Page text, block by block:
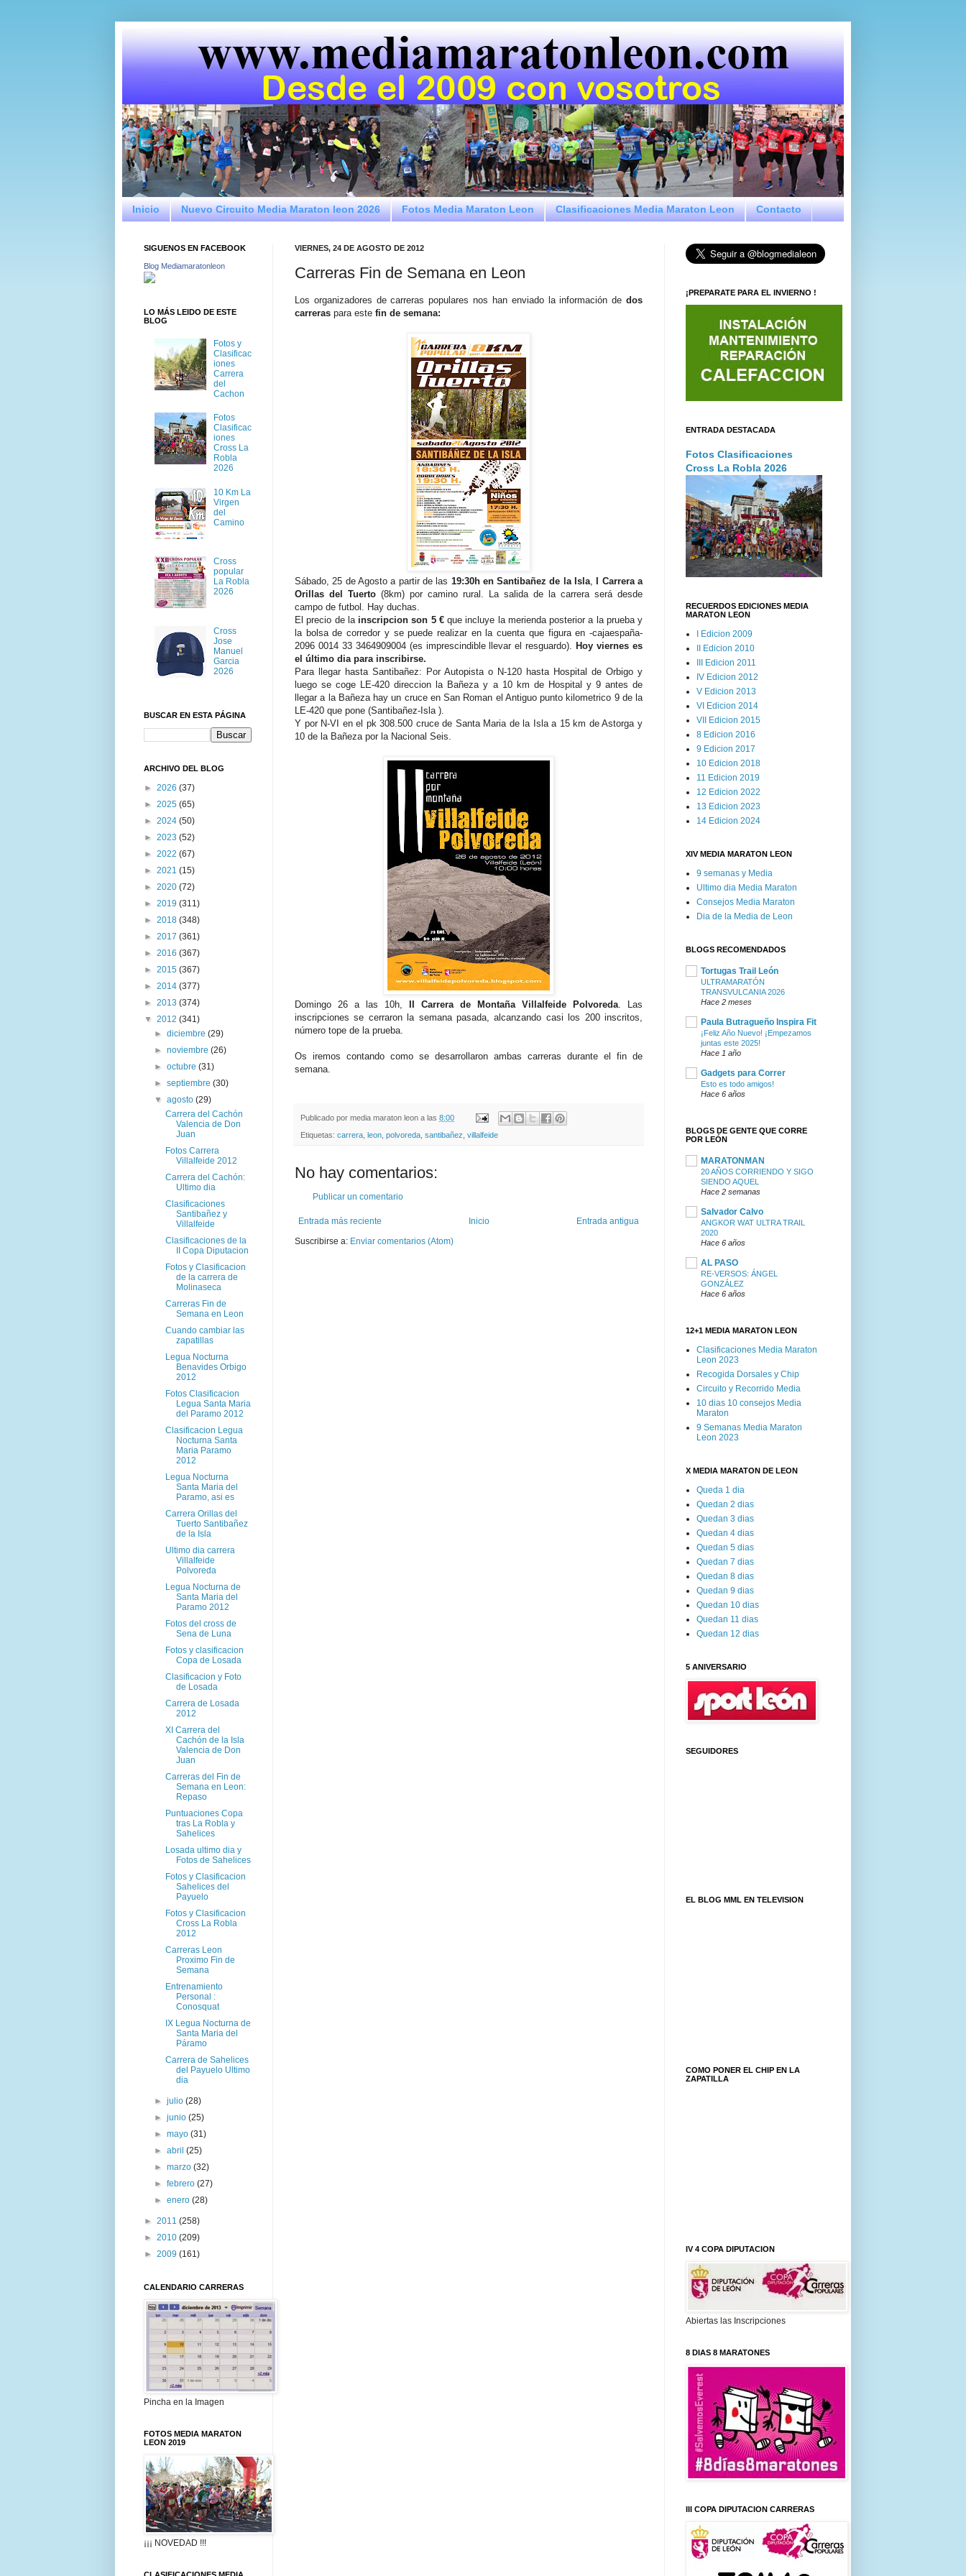
Inicio Nuevo Circuito Media Maraton leon 2026 Fotos Media Maraton Leon Clasificaciones Media Maraton Leon Contacto
VIERNES, 24 DE AGOSTO DE 2012
Carreras Fin de Semana en Leon
Los organizadores de carreras populares nos han enviado la información de dos
carreras para este fin de semana:
Sábado, 25 de Agosto a partir de las 19:30h en Santibañez de la Isla,
I Carrera a
Orillas del Tuerto (8km) por camino rural. La salida de la carrera será desde
campo de futbol. Hay duchas.
El precio de la inscripcion son 5 €que incluye la merienda posterior a la prueba y
la bolsa de corredor y se puede realizar en la cuenta que figura en -cajaespaña-
2096 0014 33 3464909004 (es imprescindible llevar el resguardo). Hoy viernes es
el último dia para inscribirse.
Para llegar hasta Santibañez: Por Autopista o N-120 hasta Hospital de Orbigo y
luego se coge LE-420 direccion la Bañeza y a 10 km de Hospital y 9 antes de
llegar a la Bañeza hay un cruce en San Roman el Antiguo punto kilometrico 9 de la
LE-420 que pone (Santibañez-Isla ).
Y por N-VI en el pk 308.500 cruce de Santa Maria de la Isla a 15 km de Astorga y
10 de la Bañeza por la Nacional Seis.
Domingo 26 a las 10h, II Carrera de Montaña Villalfeide Polvoreda. Las
inscripciones se cerraron la semana pasada, alcanzando casi los 200 inscritos,
número tope de la prueba.
Os iremos contando como se desarrollaron ambas carreras durante el fin de
semana.
Publicado por media maraton leon a las 8:00
Etiquetas: carrera leon polvoreda santibañez villalfeide
No hay comentarios:
Publicar un comentario
Entrada más reciente Entrada antigua
Inicio
Suscribirse a: Enviar comentarios (Atom)
SIGUENOS EN FACEBOOK
Blog Mediamaratonleon
LO MÁS LEIDO DE ESTE
BLOG
Fotos y
Clasificac
iones
Carrera
del
Cachon
Fotos
Clasificac
iones
Cross La
Robla
2026
10 Km La
Virgen
del
Camino
Cross
popular
La Robla
2026
Cross
Jose
Manuel
Garcia
2026
BUSCAR EN ESTA PÁGINA
ARCHIVO DEL BLOG
► 2026 (37)
► 2025 (65)
► 2024 (50)
► 2023 (52)
► 2022 (67)
► 2021 (15)
► 2020 (72)
► 2019 (311)
► 2018 (348)
► 2017 (361)
► 2016 (367)
► 2015 (367)
► 2014 (377)
► 2013 (374)
▼ 2012 (341)
►diciembre(29)
►noviembre(26)
►octubre(31)
►septiembre(30)
▼agosto(29)
Carrera del Cachón
Valencia de Don
Juan
Fotos Carrera
Villalfeide 2012
Carrera del Cachón:
Ultimo dia
Clasificaciones
Santibañez y
Villalfeide
Clasificaciones de la
II Copa Diputacion
Fotos y Clasificacion
de la carrera de
Molinaseca
Carreras Fin de
Semana en Leon
Cuando cambiar las
zapatillas
Legua Nocturna
Benavides Orbigo
2012
Fotos Clasificacion
Legua Santa Maria
del Paramo 2012
Clasificacion Legua
Nocturna Santa
Maria Paramo
2012
Legua Nocturna
Santa Maria del
Paramo, asi es
Carrera Orillas del
Tuerto Santibañez
de la Isla
Ultimo dia carrera
Villalfeide
Polvoreda
Legua Nocturna de
Santa Maria del
Paramo 2012
Fotos del cross de
Sena de Luna
Fotos y clasificacion
Copa de Losada
Clasificacion y Foto
de Losada
Carrera de Losada
2012
XI Carrera del
Cachón de la Isla
Valencia de Don
Juan
Carreras del Fin de
Semana en Leon:
Repaso
Puntuaciones Copa
tras La Robla y
Sahelices
Losada ultimo dia y
Fotos de Sahelices
Fotos y Clasificacion
Sahelices del
Payuelo
Fotos y Clasificacion
Cross La Robla
2012
Carreras Leon
Proximo Fin de
Semana
Entrenamiento
Personal :
Conosquat
IX Legua Nocturna de
Santa Maria del
Páramo
Carrera de Sahelices
del Payuelo Ultimo
dia
►julio(28)
►junio(25)
►mayo(31)
►abril(25)
►marzo(32)
►febrero(27)
►enero(28)
► 2011 (258)
► 2010 (209)
► 2009 (161)
CALENDARIO CARRERAS
Pincha en la Imagen
FOTOS MEDIA MARATON
LEON 2019
¡¡¡ NOVEDAD !!!
¡PREPARATE PARA EL INVIERNO !
ENTRADA DESTACADA
Fotos Clasificaciones
Cross La Robla 2026
RECUERDOS EDICIONES MEDIA
MARATON LEON
I Edicion 2009
II Edicion 2010
III Edicion 2011
IV Edicion 2012
V Edicion 2013
VI Edicion 2014
VII Edicion 2015
8 Edicion 2016
9 Edicion 2017
10 Edicion 2018
11 Edicion 2019
12 Edicion 2022
13 Edicion 2023
14 Edicion 2024
XIV MEDIA MARATON LEON
9 semanas y Media
Ultimo dia Media Maraton
Consejos Media Maraton
Dia de la Media de Leon
BLOGS RECOMENDADOS
Tortugas Trail León
ULTRAMARATÓN
TRANSVULCANIA 2026
Hace 2 meses
Paula Butragueño Inspira Fit
¡Feliz Año Nuevo! ¡Empezamos
juntas este 2025!
Hace 1 año
Gadgets para Correr
Esto es todo amigos!
Hace 6 años
BLOGS DE GENTE QUE CORRE
POR LEÓN
MARATONMAN
20 AÑOS CORRIENDO Y SIGO
SIENDO AQUEL
Hace 2 semanas
Salvador Calvo
ANGKOR WAT ULTRA TRAIL
2020
Hace 6 años
AL PASO
RE-VERSOS: ÁNGEL
GONZÁLEZ
Hace 6 años
12+1 MEDIA MARATON LEON
Clasificaciones Media Maraton
Leon 2023
Recogida Dorsales y Chip
Circuito y Recorrido Media
10 dias 10 consejos Media
Maraton
9 Semanas Media Maraton
Leon 2023
X MEDIA MARATON DE LEON
Queda 1 dia
Quedan 2 dias
Quedan 3 dias
Quedan 4 dias
Quedan 5 dias
Quedan 7 dias
Quedan 8 dias
Quedan 9 dias
Quedan 10 dias
Quedan 11 dias
Quedan 12 dias
5 ANIVERSARIO
SEGUIDORES
EL BLOG MML EN TELEVISION
COMO PONER EL CHIP EN LA
ZAPATILLA
IV 4 COPA DIPUTACION
Abiertas las Inscripciones
8 DIAS 8 MARATONES
III COPA DIPUTACION CARRERAS